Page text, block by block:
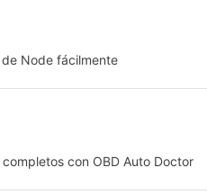
Node fácilmente
con OBD Auto Doctor